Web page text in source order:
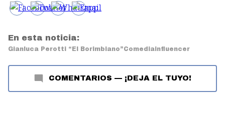
En esta noticia:
Gianluca Perotti “El Borimbiano”Comediainfluencer
COMENTARIOS — ¡DEJA EL TUYO!